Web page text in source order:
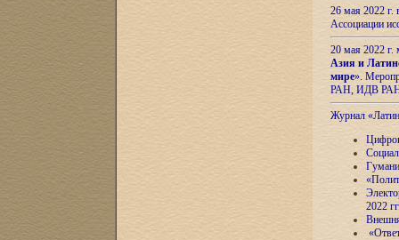
26 мая 2022
Ассоциации
20 мая 2022
Азия и
мире».
РАН, ИДВ
Журнал
2022